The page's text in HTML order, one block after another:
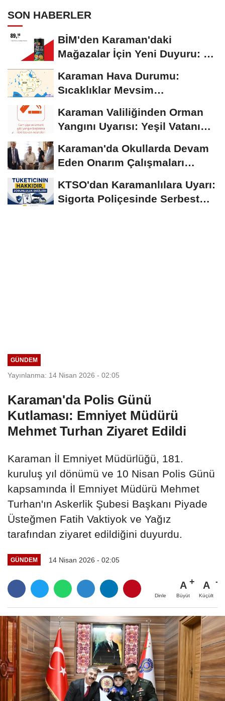
SON HABERLER
BİM'den Karaman'daki
Mağazalar İçin Yeni Duyuru: 11
Karaman Hava Durumu:
Sıcaklıklar Mevsim
Seyrediyor
Karaman Valiliğinden Orman
Yangını Uyarısı: Yeşil Vatanı
Karaman'da Okullarda Devam
Eden Onarım Çalışmaları
KTSO'dan Karamanlılara Uyarı:
Sigorta Poliçesinde Serbest
GÜNDEM
Yayınlanma: 14 Nisan 2026 - 02:05
Karaman'da Polis Günü
Kutlaması: Emniyet Müdürü
Mehmet Turhan Ziyaret Edildi
Karaman İl Emniyet Müdürlüğü, 181.
kuruluş yıl dönümü ve 10 Nisan Polis Günü
kapsamında İl Emniyet Müdürü Mehmet
Turhan'ın Askerlik Şubesi Başkanı Piyade
Üsteğmen Fatih Vaktiyok ve Yağız
tarafından ziyaret edildiğini duyurdu.
GÜNDEM 14 Nisan 2026 - 02:05
Dinle
A
Büyüt
A
Küçült